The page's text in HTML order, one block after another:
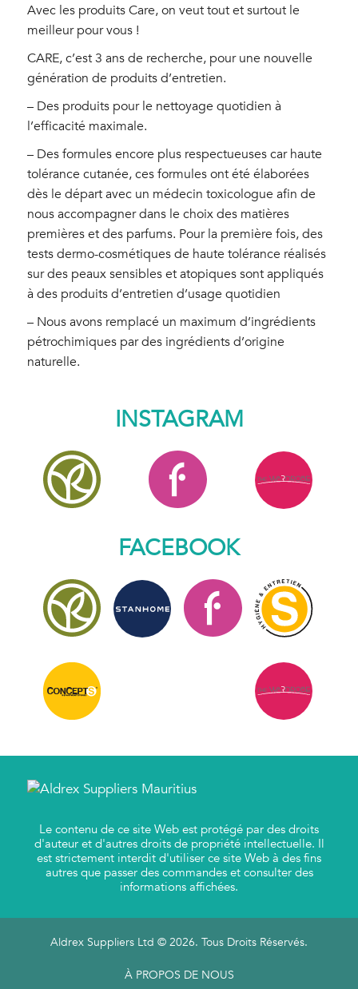
Avec les produits Care, on veut tout et surtout le
meilleur pour vous !
CARE, c’est 3 ans de recherche, pour une nouvelle
génération de produits d’entretien.
– Des produits pour le nettoyage quotidien à
l’efficacité maximale.
– Des formules encore plus respectueuses car haute
tolérance cutanée, ces formules ont été élaborées
dès le départ avec un médecin toxicologue afin de
nous accompagner dans le choix des matières
premières et des parfums. Pour la première fois, des
tests dermo-cosmétiques de haute tolérance réalisés
sur des peaux sensibles et atopiques sont appliqués
à des produits d’entretien d’usage quotidien
– Nous avons remplacé un maximum d’ingrédients
pétrochimiques par des ingrédients d’origine
naturelle.
INSTAGRAM
FACEBOOK
Le contenu de ce site Web est protégé par des droits
d'auteur et d'autres droits de propriété intellectuelle. Il
est strictement interdit d'utiliser ce site Web à des fins
autres que passer des commandes et consulter des
informations affichées.
Aldrex Suppliers Ltd © 2026. Tous Droits Réservés.
À PROPOS DE NOUS